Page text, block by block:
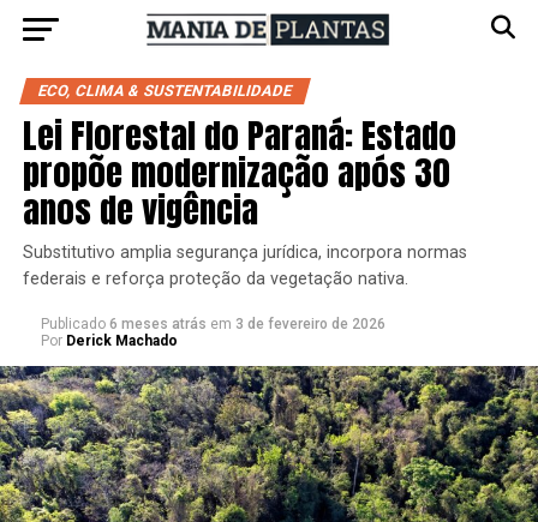
ECO, CLIMA & SUSTENTABILIDADE
Lei Florestal do Paraná: Estado
propõe modernização após 30
anos de vigência
Substitutivo amplia segurança jurídica, incorpora normas
federais e reforça proteção da vegetação nativa.
Publicado 6 meses atrás em 3 de fevereiro de 2026
Por Derick Machado